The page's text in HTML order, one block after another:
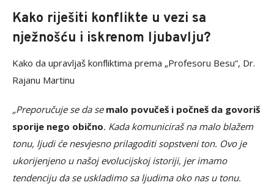
Kako riješiti konflikte u vezi sa
nježnošću i iskrenom ljubavlju?
Kako da upravljaš konfliktima prema „Profesoru Besu“, Dr.
Rajanu Martinu
„Preporučuje se da se malo povučeš i počneš da govoriš
sporije nego obično. Kada komuniciraš na malo blažem
tonu, ljudi će nesvjesno prilagoditi sopstveni ton. Ovo je
ukorijenjeno u našoj evolucijskoj istoriji, jer imamo
tendenciju da se uskladimo sa ljudima oko nas u tonu.